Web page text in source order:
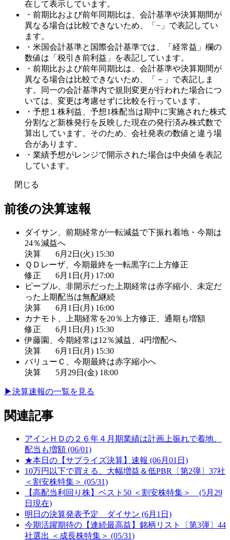
在して表示しています。
・前期比および前年同期比は、会計基準や決算期間が
異なる場合は比較できないため、「−」で表記してい
ます。
・米国会計基準と国際会計基準では、「経常益」欄の
数値は「税引き前利益」を表記しています。
・前期比および前年同期比は、会計基準や決算期間が
異なる場合は比較できないため、「－」で表記しま
す。同一の会計基準内で規則変更が行われた場合につ
いては、変更は考慮せずに比較を行っています。
・予想１株利益、予想1株配当は期中に実施された株式
分割など新株発行を反映した現在の発行済み株式数で
算出しています。そのため、会社発表の数値と違う場
合があります。
・業績予想がレンジで開示された場合は中央値を表記
しています。
閉じる
前後の決算速報
ダイサン、前期経常が一転減益で下振れ着地・今期は
24％減益へ
決算
6月2日(火) 15:30
ＱＤレーザ、今期最終を一転黒字に上方修正
修正
6月1日(月) 17:00
ピープル、非開示だった上期経常は赤字縮小、未定だ
った上期配当は無配継続
決算
6月1日(月) 16:00
カナモト、上期経常を20％上方修正、通期も増額
修正
6月1日(月) 15:30
伊藤園、今期経常は12％減益、4円増配へ
決算
6月1日(月) 15:30
バリューＣ、今期最終は赤字縮小へ
決算
5月29日(金) 18:00
▶︎決算速報の一覧を見る
関連記事
アインＨＤの２６年４月期業績は計画上振れで着地、
配当も増額 (06/01)
★本日の【サプライズ決算】速報 (06月01日)
10万円以下で買える、大幅増益＆低PBR〔第2弾〕37社
＜割安株特集＞ (05/31)
【高配当利回り株】ベスト50 ＜割安株特集＞ (5月29
日現在)
明日の決算発表予定 ダイサン (6月1日)
今期活躍期待の【連続最高益】銘柄リスト〔第3弾〕44
社選出 ＜成長株特集＞ (05/31)